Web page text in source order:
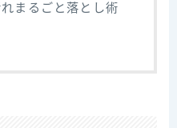
まるごと落とし術